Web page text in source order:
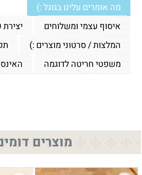
מה אומרים עלינו בגוגל :)
איסוף עצמי ומשלוחים
המלצות / סרטוני מוצרים :)
משפטי חריטה לדוגמה
מוצרים